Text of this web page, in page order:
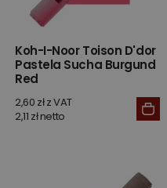
Koh-I-Noor Toison D'dor
Pastela Sucha Burgund
Red
2,60 zł z VAT
2,11 zł netto